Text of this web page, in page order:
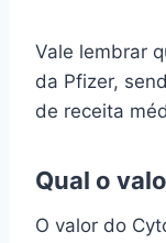
Vale lembrar
da Pfizer,
de receita
Qual o
O valor do